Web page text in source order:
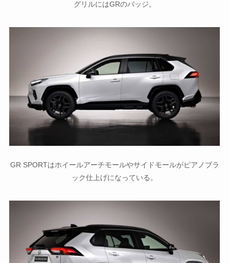
グリルにはGRのバッジ。
GR SPORTはホイールアーチモールやサイドモールがピアノブラ
ック仕上げになっている。